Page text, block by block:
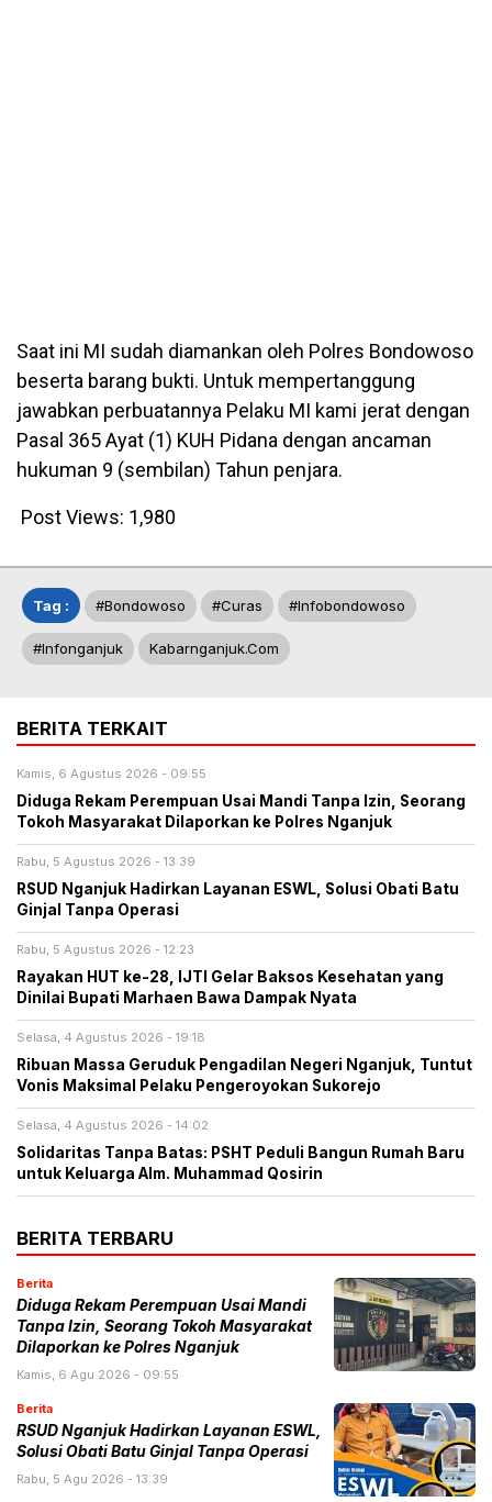
Saat ini MI sudah diamankan oleh Polres Bondowoso
beserta barang bukti. Untuk mempertanggung
jawabkan perbuatannya Pelaku MI kami jerat dengan
Pasal 365 Ayat (1) KUH Pidana dengan ancaman
hukuman 9 (sembilan) Tahun penjara.
Post Views: 1,980
Tag : #bondowoso #curas #infobondowoso
#infonganjuk Kabarnganjuk.com
BERITA TERKAIT
Kamis, 6 Agustus 2026 - 09:55
Diduga Rekam Perempuan Usai Mandi Tanpa Izin, Seorang
Tokoh Masyarakat Dilaporkan ke Polres Nganjuk
Rabu, 5 Agustus 2026 - 13:39
RSUD Nganjuk Hadirkan Layanan ESWL, Solusi Obati Batu
Ginjal Tanpa Operasi
Rabu, 5 Agustus 2026 - 12:23
Rayakan HUT ke-28, IJTI Gelar Baksos Kesehatan yang
Dinilai Bupati Marhaen Bawa Dampak Nyata
Selasa, 4 Agustus 2026 - 19:18
Ribuan Massa Geruduk Pengadilan Negeri Nganjuk, Tuntut
Vonis Maksimal Pelaku Pengeroyokan Sukorejo
Selasa, 4 Agustus 2026 - 14:02
Solidaritas Tanpa Batas: PSHT Peduli Bangun Rumah Baru
untuk Keluarga Alm. Muhammad Qosirin
BERITA TERBARU
Berita
Diduga Rekam Perempuan Usai Mandi
Tanpa Izin, Seorang Tokoh Masyarakat
Dilaporkan ke Polres Nganjuk
Kamis, 6 Agu 2026 - 09:55
Berita
RSUD Nganjuk Hadirkan Layanan ESWL,
Solusi Obati Batu Ginjal Tanpa Operasi
Rabu, 5 Agu 2026 - 13:39